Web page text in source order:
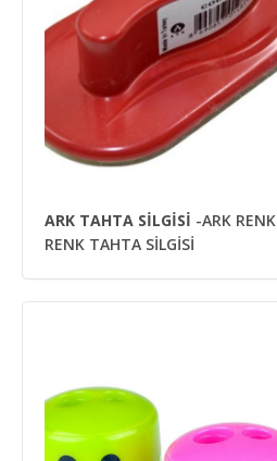
ARK TAHTA SİLGİSİ -ARK RENK
RENK TAHTA SİLGİSİ